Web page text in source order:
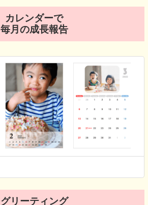
カレンダーで
毎月の成長報告
グリーティング